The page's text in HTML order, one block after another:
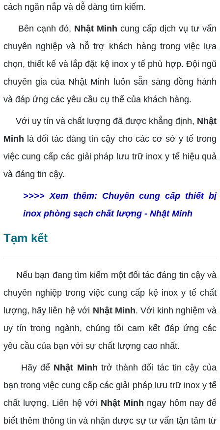
cách ngăn nắp và dễ dàng tìm kiếm.
Bên cạnh đó, Nhật Minh cung cấp dịch vụ tư vấn
chuyên nghiệp và hỗ trợ khách hàng trong việc lựa
chọn, thiết kế và lắp đặt kệ inox y tế phù hợp. Đội ngũ
chuyên gia của Nhật Minh luôn sẵn sàng đồng hành
và đáp ứng các yêu cầu cụ thể của khách hàng.
Với uy tín và chất lượng đã được khẳng định, Nhật
Minh là đối tác đáng tin cậy cho các cơ sở y tế trong
việc cung cấp các giải pháp lưu trữ inox y tế hiệu quả
và đáng tin cậy.
>>>> Xem thêm: Chuyên cung cấp thiết bị
inox phòng sạch chất lượng - Nhật Minh
Tạm kết
Nếu bạn đang tìm kiếm một đối tác đáng tin cậy và
chuyên nghiệp trong việc cung cấp kệ inox y tế chất
lượng, hãy liên hệ với Nhật Minh. Với kinh nghiệm và
uy tín trong ngành, chúng tôi cam kết đáp ứng các
yêu cầu của bạn với sự chất lượng cao nhất.
Hãy để Nhật Minh trở thành đối tác tin cậy của
bạn trong việc cung cấp các giải pháp lưu trữ inox y tế
chất lượng. Liên hệ với Nhật Minh ngay hôm nay để
biết thêm thông tin và nhận được sự tư vấn tận tâm từ